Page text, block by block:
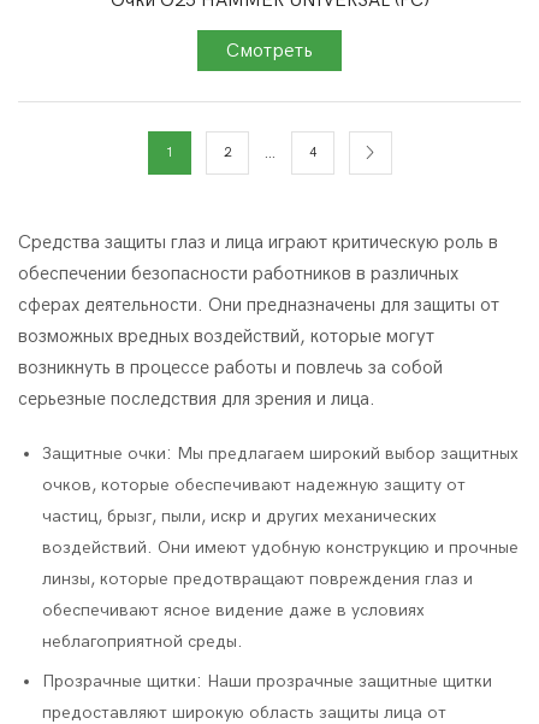
1 2 … 4
Средства защиты глаз и лица играют критическую роль в
обеспечении безопасности работников в различных
сферах деятельности. Они предназначены для защиты от
возможных вредных воздействий, которые могут
возникнуть в процессе работы и повлечь за собой
серьезные последствия для зрения и лица.
Защитные очки: Мы предлагаем широкий выбор защитных
очков, которые обеспечивают надежную защиту от
частиц, брызг, пыли, искр и других механических
воздействий. Они имеют удобную конструкцию и прочные
линзы, которые предотвращают повреждения глаз и
обеспечивают ясное видение даже в условиях
неблагоприятной среды.
Прозрачные щитки: Наши прозрачные защитные щитки
предоставляют широкую область защиты лица от